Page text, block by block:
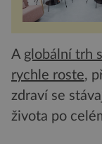
A globální trh
rychle roste,
zdraví se
života po